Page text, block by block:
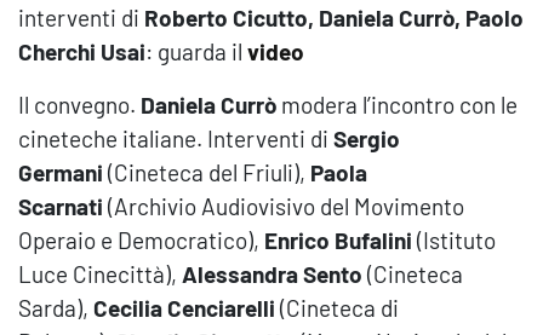
interventi di Roberto Cicutto, Daniela Currò, Paolo
Cherchi Usai: guarda il video
Il convegno. Daniela Currò modera l’incontro con le
cineteche italiane. Interventi di Sergio
Germani (Cineteca del Friuli), Paola
Scarnati (Archivio Audiovisivo del Movimento
Operaio e Democratico), Enrico Bufalini (Istituto
Luce Cinecittà), Alessandra Sento (Cineteca
Sarda), Cecilia Cenciarelli (Cineteca di